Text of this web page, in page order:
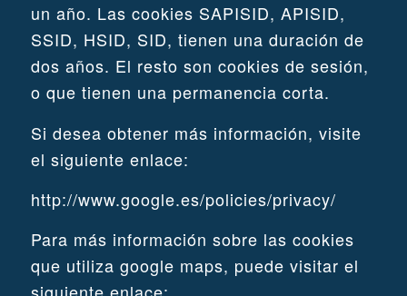
un año. Las cookies SAPISID, APISID,
SSID, HSID, SID, tienen una duración de
dos años. El resto son cookies de sesión,
o que tienen una permanencia corta.
Si desea obtener más información, visite
el siguiente enlace:
http://www.google.es/policies/privacy/
Para más información sobre las cookies
que utiliza google maps, puede visitar el